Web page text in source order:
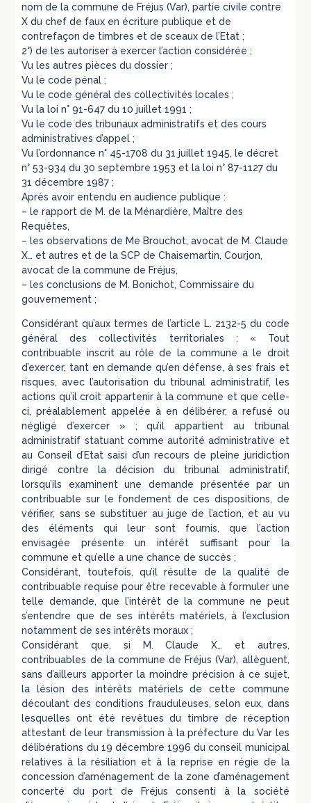
nom de la commune de Fréjus (Var), partie civile contre
X du chef de faux en écriture publique et de
contrefaçon de timbres et de sceaux de l’Etat ;
2°) de les autoriser à exercer l’action considérée ;
Vu les autres pièces du dossier ;
Vu le code pénal ;
Vu le code général des collectivités locales ;
Vu la loi n° 91-647 du 10 juillet 1991 ;
Vu le code des tribunaux administratifs et des cours
administratives d’appel ;
Vu l’ordonnance n° 45-1708 du 31 juillet 1945, le décret
n° 53-934 du 30 septembre 1953 et la loi n° 87-1127 du
31 décembre 1987 ;
Après avoir entendu en audience publique :
– le rapport de M. de la Ménardière, Maître des
Requêtes,
– les observations de Me Brouchot, avocat de M. Claude
X… et autres et de la SCP de Chaisemartin, Courjon,
avocat de la commune de Fréjus,
– les conclusions de M. Bonichot, Commissaire du
gouvernement ;
Considérant qu’aux termes de l’article L. 2132-5 du code
général des collectivités territoriales : « Tout
contribuable inscrit au rôle de la commune a le droit
d’exercer, tant en demande qu’en défense, à ses frais et
risques, avec l’autorisation du tribunal administratif, les
actions qu’il croit appartenir à la commune et que celle-
ci, préalablement appelée à en délibérer, a refusé ou
négligé d’exercer » ; qu’il appartient au tribunal
administratif statuant comme autorité administrative et
au Conseil d’Etat saisi d’un recours de pleine juridiction
dirigé contre la décision du tribunal administratif,
lorsqu’ils examinent une demande présentée par un
contribuable sur le fondement de ces dispositions, de
vérifier, sans se substituer au juge de l’action, et au vu
des éléments qui leur sont fournis, que l’action
envisagée présente un intérêt suffisant pour la
commune et qu’elle a une chance de succès ;
Considérant, toutefois, qu’il résulte de la qualité de
contribuable requise pour être recevable à formuler une
telle demande, que l’intérêt de la commune ne peut
s’entendre que de ses intérêts matériels, à l’exclusion
notamment de ses intérêts moraux ;
Considérant que, si M. Claude X… et autres,
contribuables de la commune de Fréjus (Var), allèguent,
sans d’ailleurs apporter la moindre précision à ce sujet,
la lésion des intérêts matériels de cette commune
découlant des conditions frauduleuses, selon eux, dans
lesquelles ont été revêtues du timbre de réception
attestant de leur transmission à la préfecture du Var les
délibérations du 19 décembre 1996 du conseil municipal
relatives à la résiliation et à la reprise en régie de la
concession d’aménagement de la zone d’aménagement
concerté du port de Fréjus consenti à la société